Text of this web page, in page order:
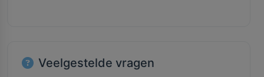
Veelgestelde vragen